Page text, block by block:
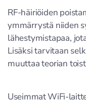
RF-häiriöiden
ymmärrystä niiden
lähestymistapaa,
Lisäksi tarvitaan
muuttaa teorian
Useimmat WiFi-